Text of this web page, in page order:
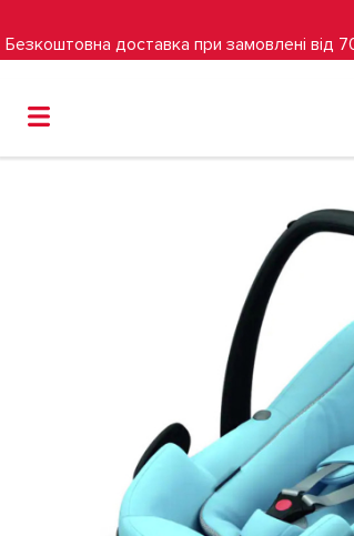
Безкоштовна доставка при замовлені від